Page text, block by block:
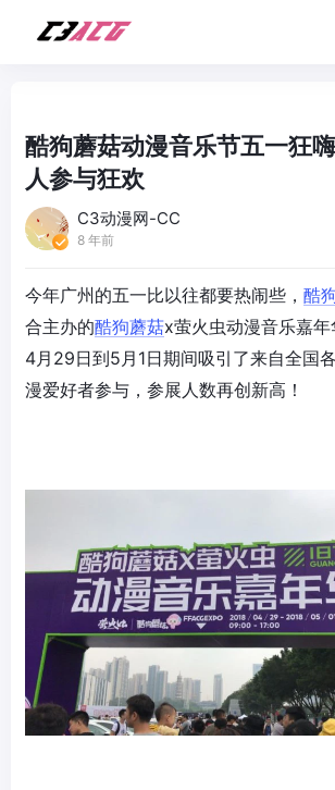
酷狗蘑菇动漫音乐节五一狂
人参与狂欢
C3动漫网-CC
8 年前
今年广州的五一比以往都要热闹些， 酷
合主办的酷狗蘑菇x萤火虫动漫音乐嘉
4月29日到5月1日期间吸引了来自全国
漫爱好者参与，参展人数再创新高！